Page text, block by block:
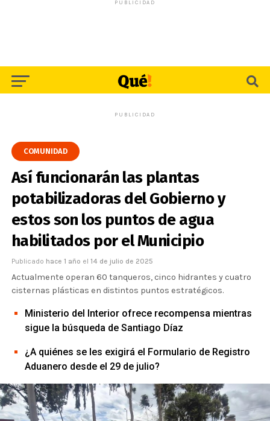
PUBLICIDAD
PUBLICIDAD
COMUNIDAD
Así funcionarán las plantas
potabilizadoras del Gobierno y
estos son los puntos de agua
habilitados por el Municipio
Publicado hace 1 año el 14 de julio de 2025
Actualmente operan 60 tanqueros, cinco hidrantes y cuatro
cisternas plásticas en distintos puntos estratégicos.
Ministerio del Interior ofrece recompensa mientras
sigue la búsqueda de Santiago Díaz
¿A quiénes se les exigirá el Formulario de Registro
Aduanero desde el 29 de julio?